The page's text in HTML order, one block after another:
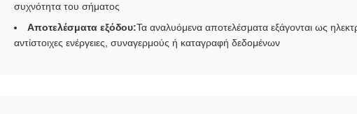
συχνότητα του σήματος
Αποτελέσματα εξόδου:Τα αναλυόμενα αποτελέσματα εξάγονται ως
αντίστοιχες ενέργειες, συναγερμούς ή καταγραφή δεδομένων